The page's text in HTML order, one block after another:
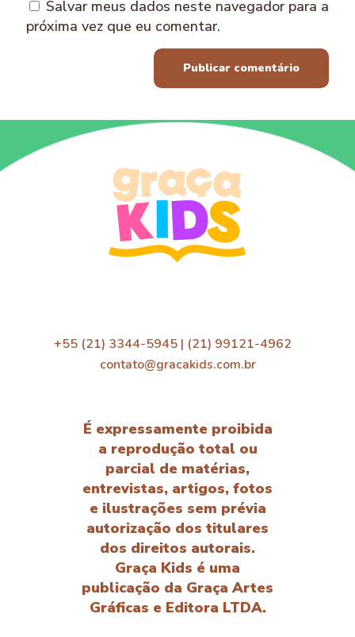
Salvar meus dados neste navegador para a
próxima vez que eu comentar.
+55 (21) 3344-5945 | (21) 99121-4962
contato@gracakids.com.br
É expressamente proibida
a reprodução total ou
parcial de matérias,
entrevistas, artigos, fotos
e ilustrações sem prévia
autorização dos titulares
dos direitos autorais.
Graça Kids é uma
publicação da Graça Artes
Gráficas e Editora LTDA.